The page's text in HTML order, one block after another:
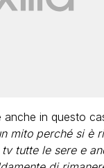
in questo
mito perché si è
tutte le sere e